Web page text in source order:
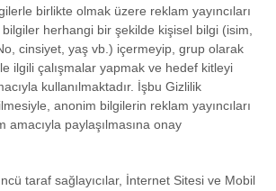
birlikte olmak üzere reklam yayıncıları
bilgiler herhangi bir şekilde kişisel bilgi (isim,
cinsiyet, yaş vb.) içermeyip, grup olarak
ilgili çalışmalar yapmak ve hedef kitleyi
kullanılmaktadır. İşbu Gizlilik
anonim bilgilerin reklam yayıncıları
amacıyla paylaşılmasına onay
taraf sağlayıcılar, İnternet Sitesi ve Mobil